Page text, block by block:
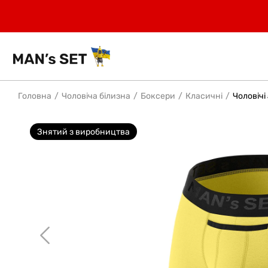
Головна Чоловіча білизна Боксери Класичні
Знятий з виробництва